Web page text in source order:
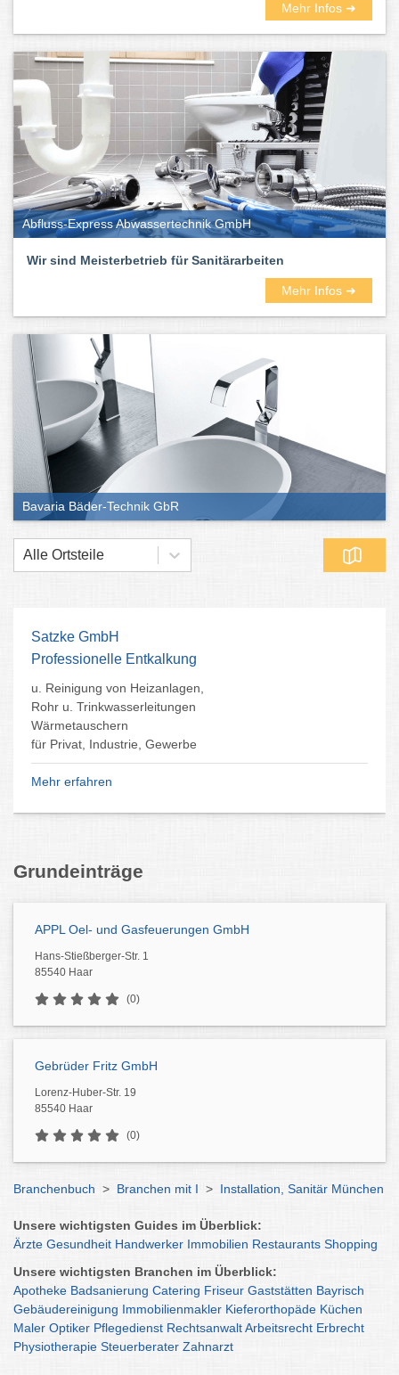
Mehr Infos ➜
Abfluss-Express Abwassertechnik GmbH
Wir sind Meisterbetrieb für Sanitärarbeiten
Mehr Infos ➜
Bavaria Bäder-Technik GbR
Alle Ortsteile
Satzke GmbH
Professionelle Entkalkung
u. Reinigung von Heizanlagen,
Rohr u. Trinkwasserleitungen
Wärmetauschern
für Privat, Industrie, Gewerbe
Mehr erfahren
Grundeinträge
APPL Oel- und Gasfeuerungen GmbH
Hans-Stießberger-Str. 1
85540 Haar
(0)
Gebrüder Fritz GmbH
Lorenz-Huber-Str. 19
85540 Haar
(0)
Branchenbuch > Branchen mit I > Installation, Sanitär München
Unsere wichtigsten Guides im Überblick:
Ärzte Gesundheit Handwerker Immobilien Restaurants Shopping
Unsere wichtigsten Branchen im Überblick:
Apotheke Badsanierung Catering Friseur Gaststätten Bayrisch
Gebäudereinigung Immobilienmakler Kieferorthopäde Küchen
Maler Optiker Pflegedienst RechtsanwaltArbeitsrecht Erbrecht
Physiotherapie Steuerberater Zahnarzt